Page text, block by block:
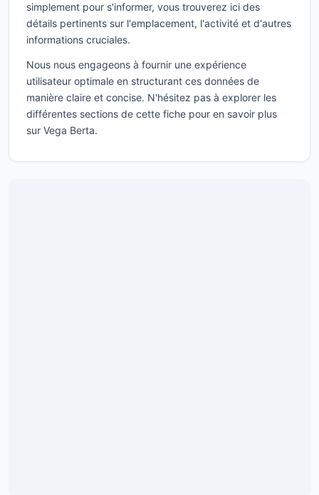
simplement pour s'informer, vous trouverez ici des
détails pertinents sur l'emplacement, l'activité et d'autres
informations cruciales.
Nous nous engageons à fournir une expérience
utilisateur optimale en structurant ces données de
manière claire et concise. N'hésitez pas à explorer les
différentes sections de cette fiche pour en savoir plus
sur Vega Berta.